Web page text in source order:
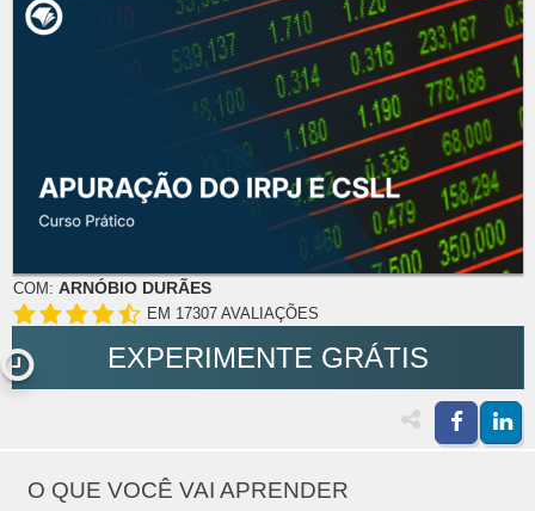
COM: ARNÓBIO DURÃES
EM 17307 AVALIAÇÕES
EXPERIMENTE GRÁTIS
O QUE VOCÊ VAI APRENDER